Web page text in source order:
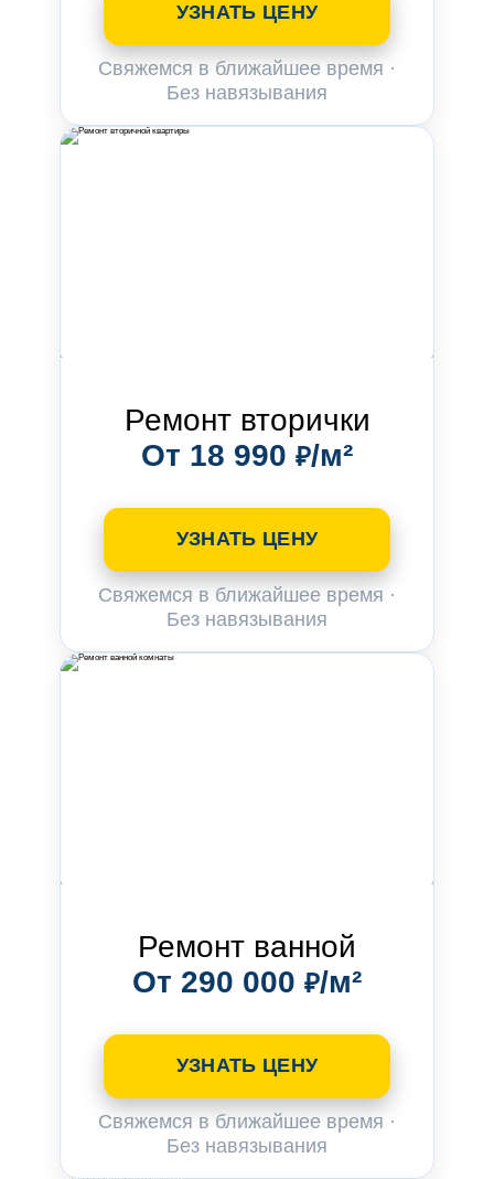
УЗНАТЬ ЦЕНУ
Свяжемся в ближайшее время ·
Без навязывания
Ремонт вторички
От 18 990 ₽/м²
УЗНАТЬ ЦЕНУ
Свяжемся в ближайшее время ·
Без навязывания
Ремонт ванной
От 290 000 ₽/м²
УЗНАТЬ ЦЕНУ
Свяжемся в ближайшее время ·
Без навязывания